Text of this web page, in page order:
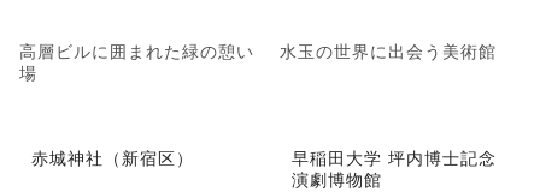
高層ビルに囲まれた緑の憩い
場
水玉の世界に出会う美術館
赤城神社（新宿区）
早稲田大学 坪内博士記念
演劇博物館